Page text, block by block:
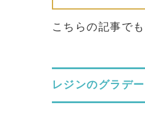
こちらの記事で
レジンのグラデ